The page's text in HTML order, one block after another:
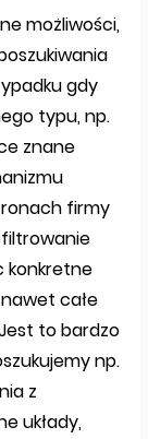
możliwości,
gdy
typu, np.
znane
firmy
konkretne
całe
to bardzo
np.
z
układy,